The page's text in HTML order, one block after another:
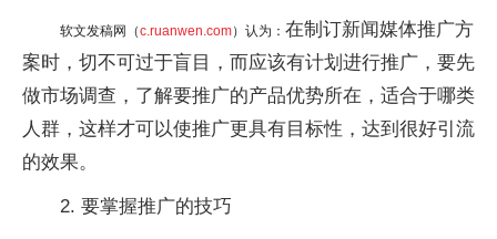
软文发稿网（c.ruanwen.com）认为： 在制订新闻媒体推广方
案时，切不可过于盲目，而应该有计划进行推广，要先
做市场调查，了解要推广的产品优势所在，适合于哪类
人群，这样才可以使推广更具有目标性，达到很好引流
的效果。
2. 要掌握推广的技巧